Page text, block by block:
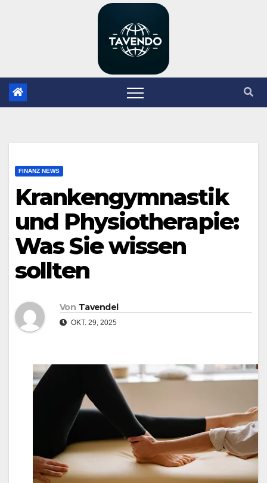
FINANZ NEWS
Krankengymnastik
und Physiotherapie:
Was Sie wissen
sollten
Von Tavendel
OKT. 29, 2025